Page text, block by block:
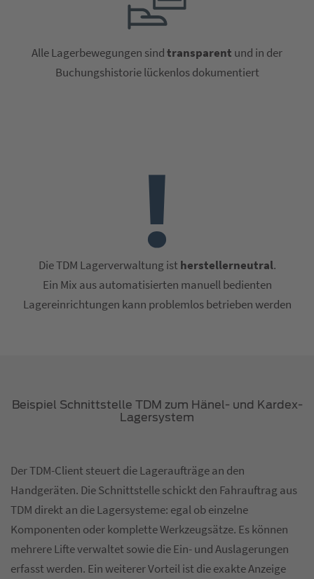
Alle Lagerbewegungen sindtransparent und in der
Buchungshistorie lückenlos dokumentiert
Die TDM Lagerverwaltung istherstellerneutral.
Ein Mix aus automatisierten manuell bedienten
Lagereinrichtungen kann problemlos betrieben werden
Beispiel Schnittstelle TDM zum Hänel- und Kardex-
Lagersystem
Der TDM-Client steuert die Lageraufträge an den
Handgeräten. Die Schnittstelle schickt den Fahrauftrag aus
TDM direkt an die Lagersysteme: egal ob einzelne
Komponenten oder komplette Werkzeugsätze. Es können
mehrere Lifte verwaltet sowie die Ein- und Auslagerungen
erfasst werden. Ein weiterer Vorteil ist die exakte Anzeige